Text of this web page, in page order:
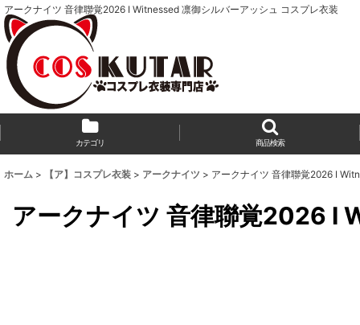
アークナイツ 音律聯覚2026 I Witnessed 凛御シルバーアッシュ コスプレ衣装
カテゴリ 商品検索
ホーム > 【ア】コスプレ衣装 > アークナイツ > アークナイツ 音律聯覚2026 I
アークナイツ 音律聯覚2026 I